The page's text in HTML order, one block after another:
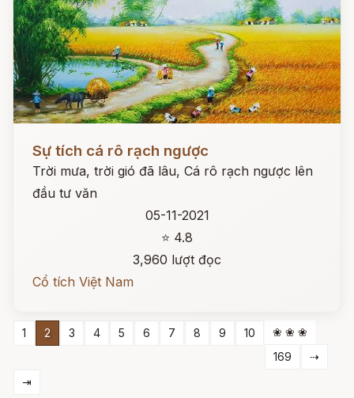
Sự tích cá rô rạch ngược
Trời mưa, trời gió đã lâu, Cá rô rạch ngược lên
đầu tư văn
05-11-2021
⭐ 4.8
3,960 lượt đọc
Cổ tích Việt Nam
1 2 3 4 5 6 7 8 9 10
❀ ❀ ❀
169
⇢
⇥